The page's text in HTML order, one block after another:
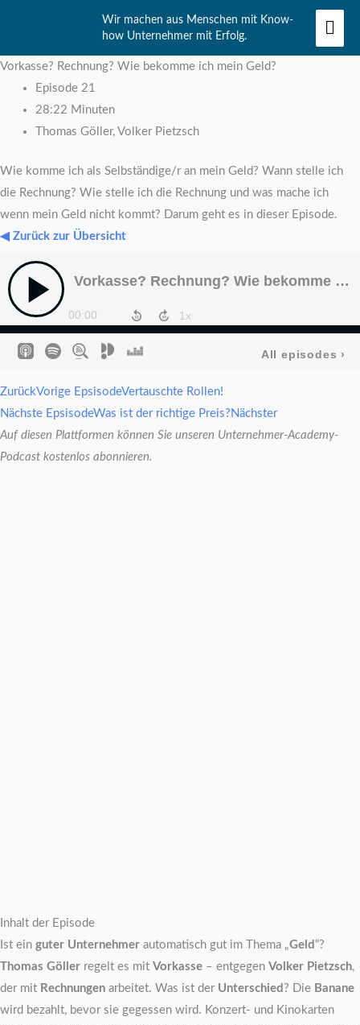
springen
Wir machen aus Menschen mit Know-
how Unternehmer mit Erfolg.
Vorkasse? Rechnung? Wie bekomme ich mein Geld?
Episode 21
28:22 Minuten
Thomas Göller, Volker Pietzsch
Wie komme ich als Selbständige/r an mein Geld? Wann stelle ich
die Rechnung? Wie stelle ich die Rechnung und was mache ich
wenn mein Geld nicht kommt? Darum geht es in dieser Episode.
◀ Zurück zur Übersicht
ZurückVorige EpsisodeVertauschte Rollen!
Nächste EpsisodeWas ist der richtige Preis? Nächster
Auf diesen Plattformen können Sie unseren Unternehmer-Academy-
Podcast kostenlos abonnieren.
Inhalt der Episode
Ist ein guter Unternehmer automatisch gut im Thema „Geld “?
Thomas Göller regelt es mit Vorkasse – entgegen Volker Pietzsch,
der mit Rechnungen arbeitet. Was ist der Unterschied ? Die Banane
wird bezahlt, bevor sie gegessen wird. Konzert- und Kinokarten